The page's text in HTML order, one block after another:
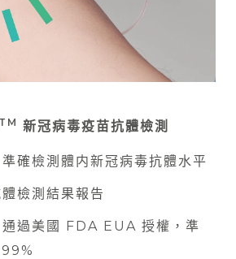
TM 新冠病毒疫苗抗體檢測
確檢測體内新冠病毒抗體水平
檢測結果報告
通過美國 FDA EUA 授權，準